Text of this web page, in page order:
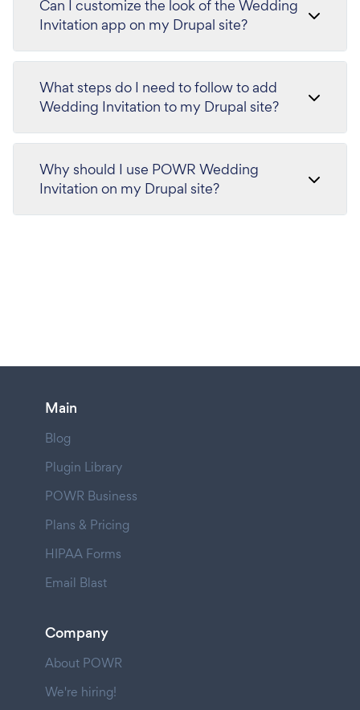
Can I customize the look of the Wedding
Invitation app on my Drupal site?
What steps do I need to follow to add
Wedding Invitation to my Drupal site?
Why should I use POWR Wedding
Invitation on my Drupal site?
Main
Blog
Plugin Library
POWR Business
Plans & Pricing
HIPAA Forms
Email Blast
Company
About POWR
We're hiring!